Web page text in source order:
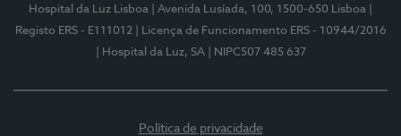
Hospital da Luz Lisboa | Avenida Lusíada, 100, 1500-650 Lisboa
Registo ERS - E111012
| Licença de Funcionamento ERS - 10944/2016
| Hospital da Luz, SA
| NIPC507 485 637
Política de privacidade